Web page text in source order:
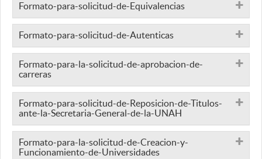
Formato-para-solicitud-de-Equivalencias
Formato-para-solicitud-de-Autenticas
Formato-para-la-solicitud-de-aprobacion-de-
carreras
Formato-para-solicitud-de-Reposicion-de-Titulos-
ante-la-Secretaria-General-de-la-UNAH
Formato-para-la-solicitud-de-Creacion-y-
Funcionamiento-de-Universidades